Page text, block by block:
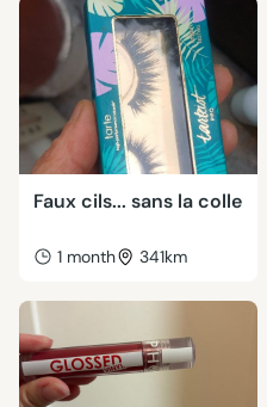
Faux cils... sans la colle
1 month 341km